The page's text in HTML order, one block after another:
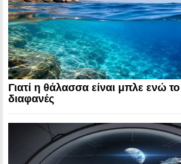
Γιατί η θάλασσα είναι μπλε ενώ το
διαφανές